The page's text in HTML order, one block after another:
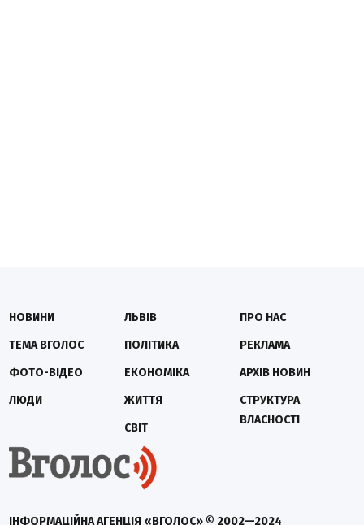
ІНФОРМАЦІЙНА АГЕНЦІЯ «ВГОЛОС» © 2002—2024
НОВИНИ
ТЕМА ВГОЛОС
ФОТО-ВІДЕО
ЛЮДИ
ЛЬВІВ
ПОЛІТИКА
ЕКОНОМІКА
ЖИТТЯ
СВІТ
ПРО НАС
РЕКЛАМА
АРХІВ НОВИН
СТРУКТУРА
ВЛАСНОСТІ